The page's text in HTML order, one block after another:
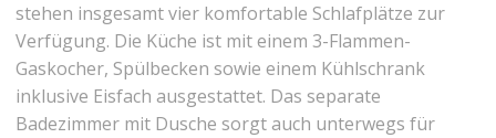
stehen insgesamt vier komfortable Schlafplätze zur
Verfügung. Die Küche ist mit einem 3-Flammen-
Gaskocher, Spülbecken sowie einem Kühlschrank
inklusive Eisfach ausgestattet. Das separate
Badezimmer mit Dusche sorgt auch unterwegs für